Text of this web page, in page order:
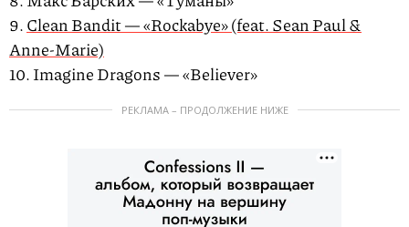
9.Clean Bandit — «Rockabye» (feat. Sean Paul &
Anne-Marie)
10. Imagine Dragons — «Believer»
РЕКЛАМА – ПРОДОЛЖЕНИЕ НИЖЕ